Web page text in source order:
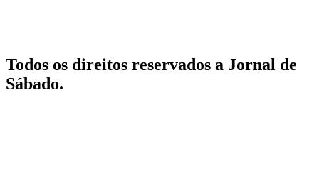
Todos os direitos reservados a Jornal de
Sábado.